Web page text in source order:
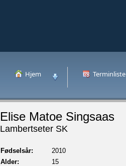
Hjem Terminliste
Elise Matoe Singsaas
Lambertseter SK
Fødselsår:
2010
Alder:
15